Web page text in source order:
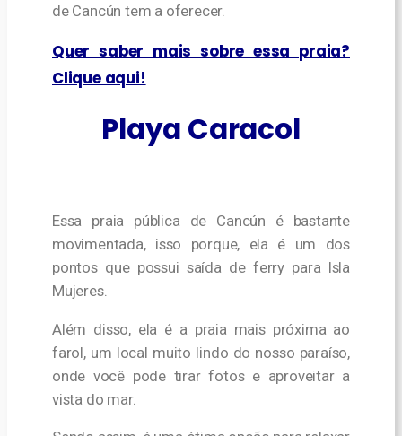
de Cancún tem a oferecer.
Quer saber mais sobre essa praia?
Clique aqui!
Playa Caracol
Essa praia pública de Cancún é bastante
movimentada, isso porque, ela é um dos
pontos que possui saída de ferry para Isla
Mujeres.
Além disso, ela é a praia mais próxima ao
farol, um local muito lindo do nosso paraíso,
onde você pode tirar fotos e aproveitar a
vista do mar.